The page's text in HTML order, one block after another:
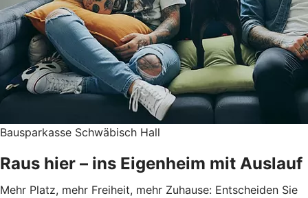
Bausparkasse Schwäbisch Hall
Raus hier – ins Eigenheim mit Auslauf
Mehr Platz, mehr Freiheit, mehr Zuhause: Entscheiden Sie